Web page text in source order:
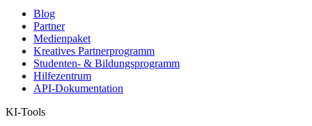
Blog
Partner
Medienpaket
Kreatives Partnerprogramm
Studenten- & Bildungsprogramm
Hilfezentrum
API-Dokumentation
KI-Tools